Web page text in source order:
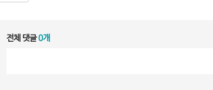
전체 댓글0개